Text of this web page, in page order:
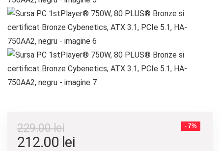
- 7%
229.00lei
Prețul
212.00 lei